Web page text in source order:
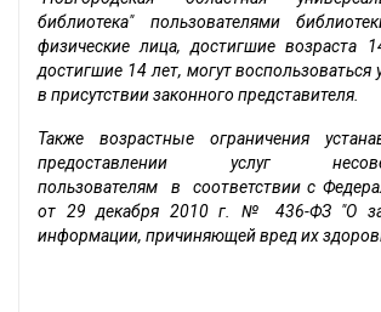
библиотека" пользователями
физические лица, достигшие возраста
достигшие 14 лет, могут воспользоваться
в присутствии законного представителя.
Также возрастные ограничения
предоставлении услуг
пользователям в соответствии с
от 29 декабря 2010 г. № 436-ФЗ "О
информации, причиняющей вред их